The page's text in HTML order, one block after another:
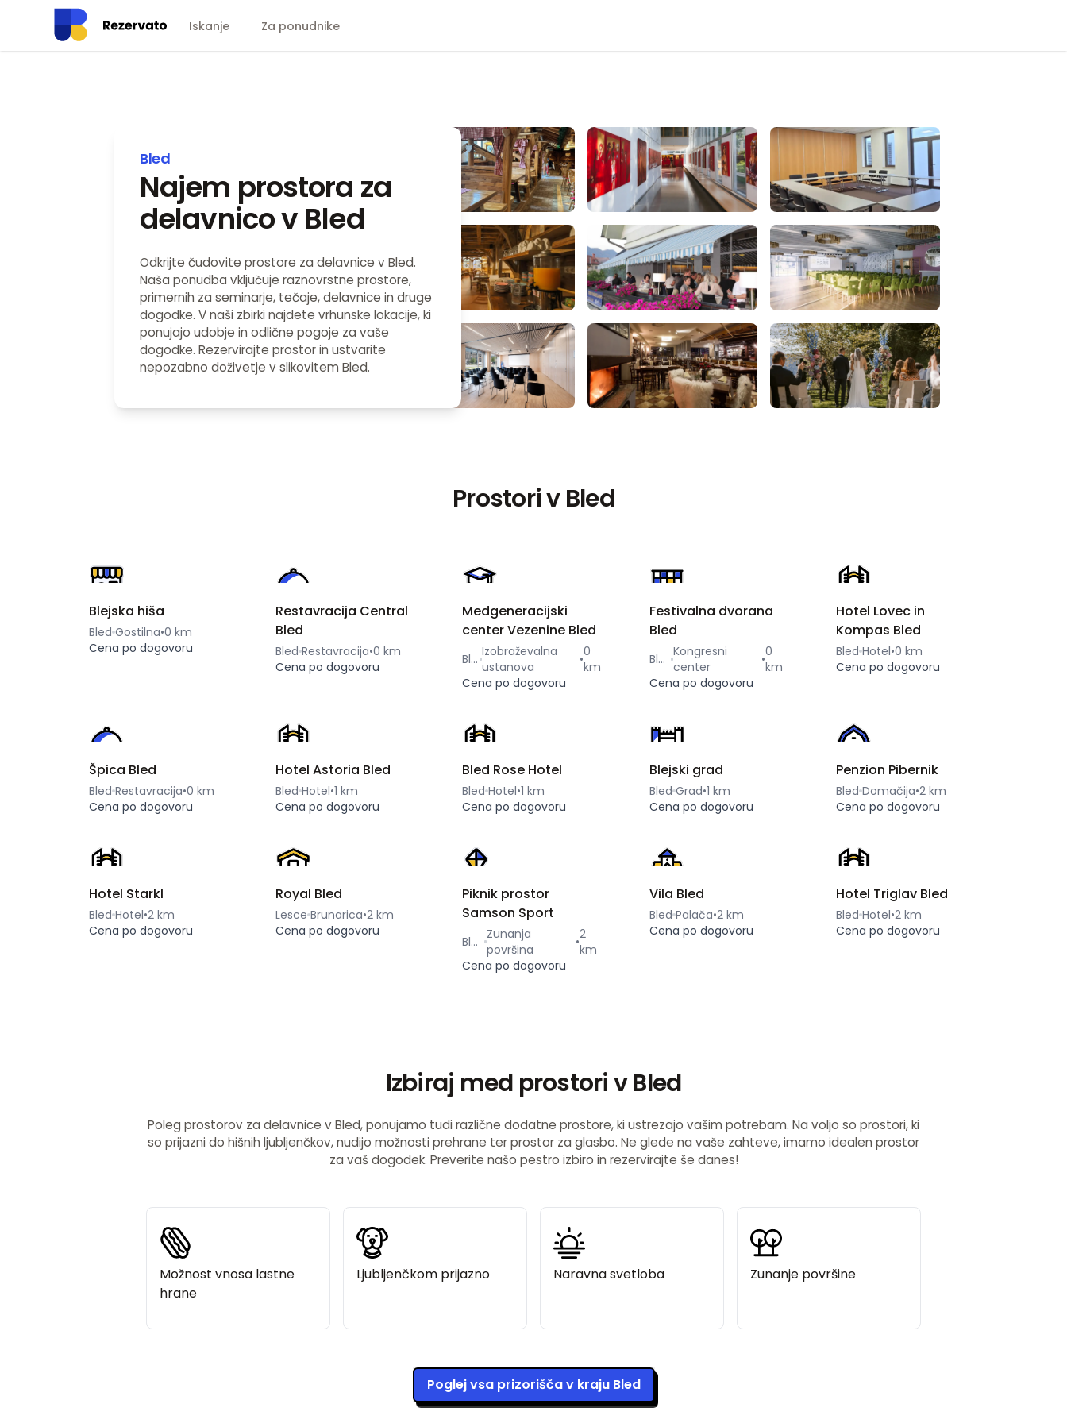
Iskanje Za ponudnike
Bled
Najem prostora za
delavnico v Bled
Odkrijte čudovite prostore za delavnice v Bled.
Naša ponudba vključuje raznovrstne prostore,
primernih za seminarje, tečaje, delavnice in druge
dogodke. V naši zbirki najdete vrhunske lokacije, ki
ponujajo udobje in odlične pogoje za vaše
dogodke. Rezervirajte prostor in ustvarite
nepozabno doživetje v slikovitem Bled.
Prostori v Bled
Blejska hiša
Bled Gostilna•0 km
Cena po dogovoru
Restavracija Central
Bled
Bled Restavracija•0 km
Cena po dogovoru
Medgeneracijski
center Vezenine Bled
Bled Izobraževalna
ustanova
•0
km
Cena po dogovoru
Festivalna dvorana
Bled
Bled Kongresni
center
•0
km
Cena po dogovoru
Hotel Lovec in
Kompas Bled
Bled Hotel•0 km
Cena po dogovoru
Špica Bled
Bled Restavracija•0 km
Cena po dogovoru
Hotel Astoria Bled
Bled Hotel•1 km
Cena po dogovoru
Bled Rose Hotel
Bled Hotel•1 km
Cena po dogovoru
Blejski grad
Bled Grad•1 km
Cena po dogovoru
Penzion Pibernik
Bled Domačija•2 km
Cena po dogovoru
Hotel Starkl
Bled Hotel•2 km
Cena po dogovoru
Royal Bled
Lesce Brunarica•2 km
Cena po dogovoru
Piknik prostor
Samson Sport
Bled
Zunanja
površina
•2
km
Cena po dogovoru
Vila Bled
Bled Palača•2 km
Cena po dogovoru
Hotel Triglav Bled
Bled Hotel•2 km
Cena po dogovoru
Izbiraj med prostori v Bled
Poleg prostorov za delavnice v Bled, ponujamo tudi različne dodatne prostore, ki ustrezajo vašim potrebam. Na voljo so prostori, ki
so prijazni do hišnih ljubljenčkov, nudijo možnosti prehrane ter prostor za glasbo. Ne glede na vaše zahteve, imamo idealen prostor
za vaš dogodek. Preverite našo pestro izbiro in rezervirajte še danes!
Možnost vnosa lastne
hrane
Ljubljenčkom prijazno Naravna svetloba Zunanje površine
Poglej vsa prizorišča v kraju Bled